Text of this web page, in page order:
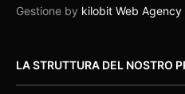
Gestione by kilobit Web Agency
LA STRUTTURA DEL NOSTRO